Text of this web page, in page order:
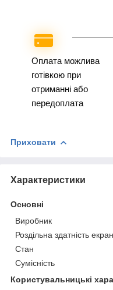
Оплата можлива
готівкою при
отриманні або
передоплата
Приховати
Характеристики
Основні
Виробник
Роздільна здатність
Стан
Сумісність
Користувальницькі